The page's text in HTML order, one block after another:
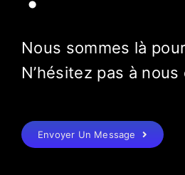
Nous sommes là
N’hésitez pas à
Envoyer Un Message